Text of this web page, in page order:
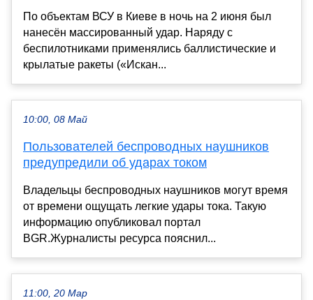
По объектам ВСУ в Киеве в ночь на 2 июня был
нанесён массированный удар. Наряду с
беспилотниками применялись баллистические и
крылатые ракеты («Искан...
10:00, 08 Май
Пользователей беспроводных наушников
предупредили об ударах током
Владельцы беспроводных наушников могут время
от времени ощущать легкие удары тока. Такую
информацию опубликовал портал
BGR.Журналисты ресурса пояснил...
11:00, 20 Мар